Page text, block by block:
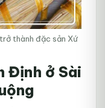
thành đặc sản Xứ
Định ở Sài